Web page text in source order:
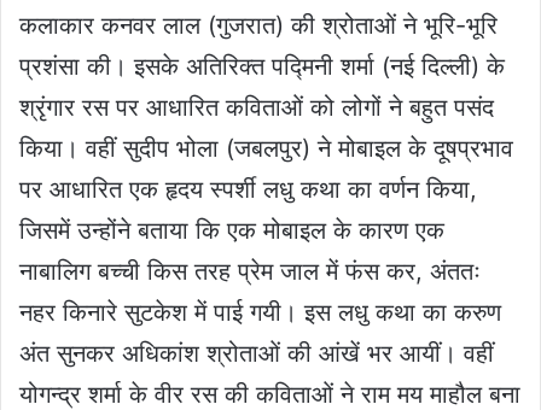
कलाकार कनवर लाल (गुजरात) की श्रोताओं ने भूरि-भूरि
प्रशंसा की। इसके अतिरिक्त पद्मिनी शर्मा (नई दिल्ली) के
श्रृंगार रस पर आधारित कविताओं को लोगों ने बहुत पसंद
किया। वहीं सुदीप भोला (जबलपुर) ने मोबाइल के दूषप्रभाव
पर आधारित एक हृदय स्पर्शी लधु कथा का वर्णन किया,
जिसमें उन्होंने बताया कि एक मोबाइल के कारण एक
नाबालिग बच्ची किस तरह प्रेम जाल में फंस कर, अंततः
नहर किनारे सुटकेश में पाई गयी। इस लधु कथा का करुण
अंत सुनकर अधिकांश श्रोताओं की आंखें भर आयीं। वहीं
योगन्द्र शर्मा के वीर रस की कविताओं ने राम मय माहौल बना